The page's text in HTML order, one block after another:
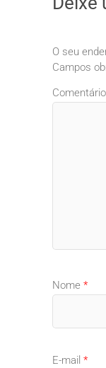
O seu
Campos
Comentário
Nome *
E-mail *